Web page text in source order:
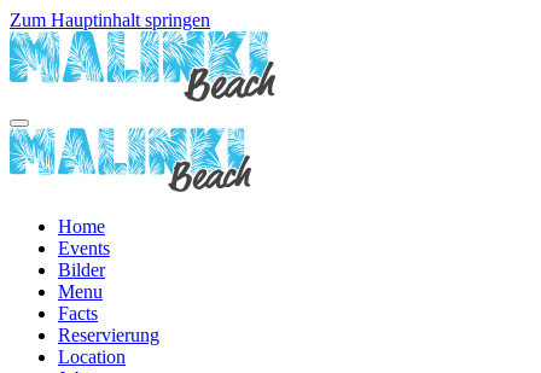
Zum Hauptinhalt springen
Home
Events
Bilder
Menu
Facts
Reservierung
Location